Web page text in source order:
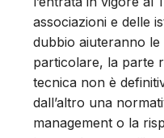
associazioni e delle
dubbio aiuteranno
particolare, la parte
tecnica non è
dall’altro una
management o la